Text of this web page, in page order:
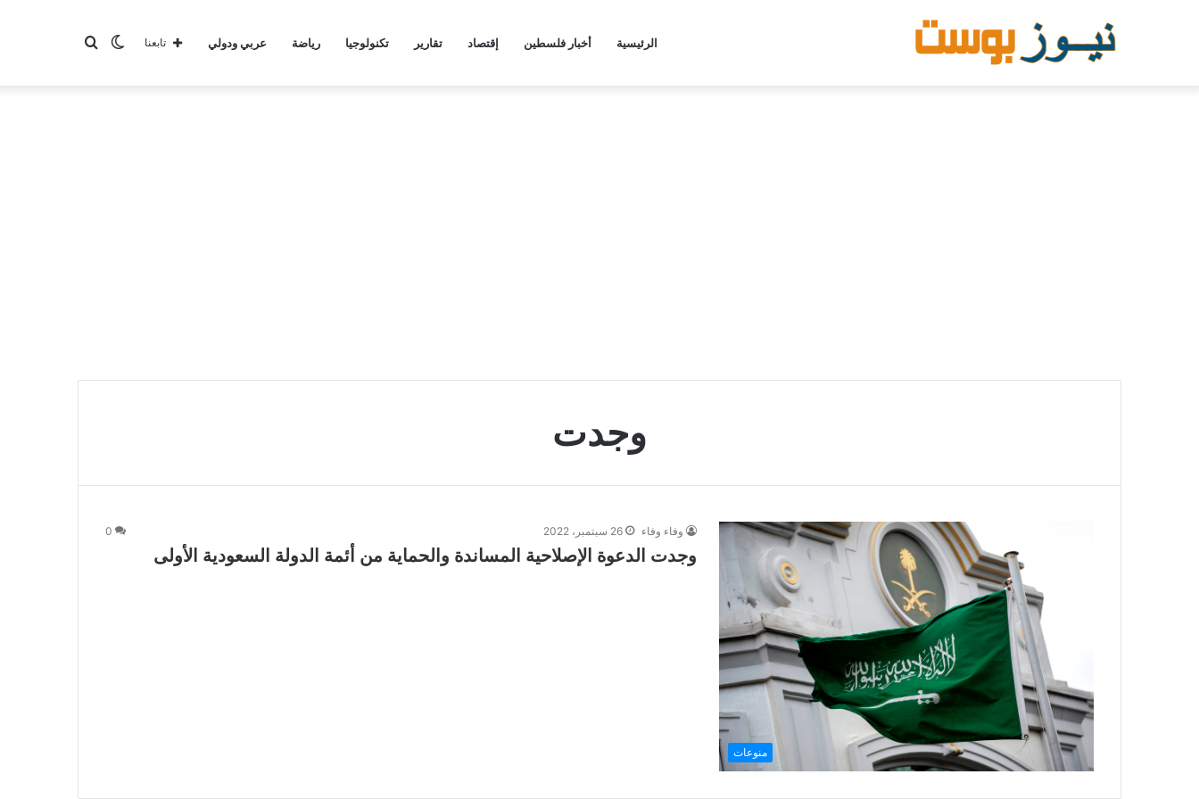
الرئيسية أخبار فلسطين إقتصاد تقارير تكنولوجيا رياضة عربي ودولي بحثالوضع تابعنا
وجدت
منوعات
وفاء وفاء 26 سبتمبر، 2022 0
وجدت الدعوة الإصلاحية المساندة والحماية من أئمة الدولة السعودية الأولى